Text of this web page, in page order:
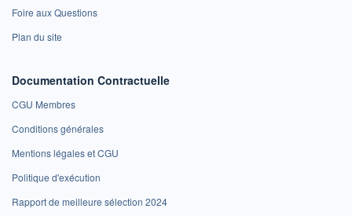
Foire aux Questions
Plan du site
Documentation Contractuelle
CGU Membres
Conditions générales
Mentions légales et CGU
Politique d'exécution
Rapport de meilleure sélection 2024